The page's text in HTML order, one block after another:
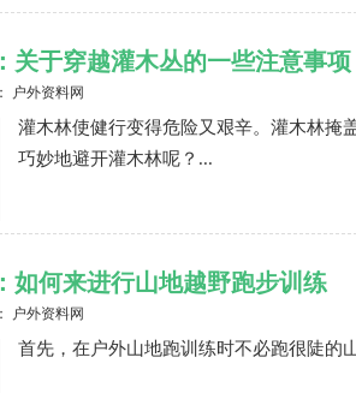
关于穿越灌木丛的一些注意事项
户外资料网
灌木林使健行变得危险又艰辛。灌木林掩
巧妙地避开灌木林呢？...
如何来进行山地越野跑步训练
户外资料网
首先，在户外山地跑训练时不必跑很陡的